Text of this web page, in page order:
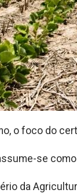
o foco do
se
da